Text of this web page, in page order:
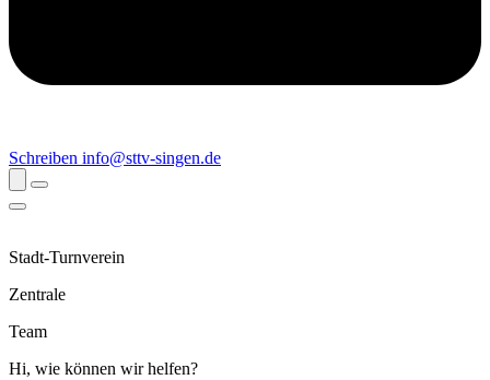
Schreiben info@sttv-singen.de
Stadt-Turnverein
Zentrale
Team
Hi, wie können wir helfen?